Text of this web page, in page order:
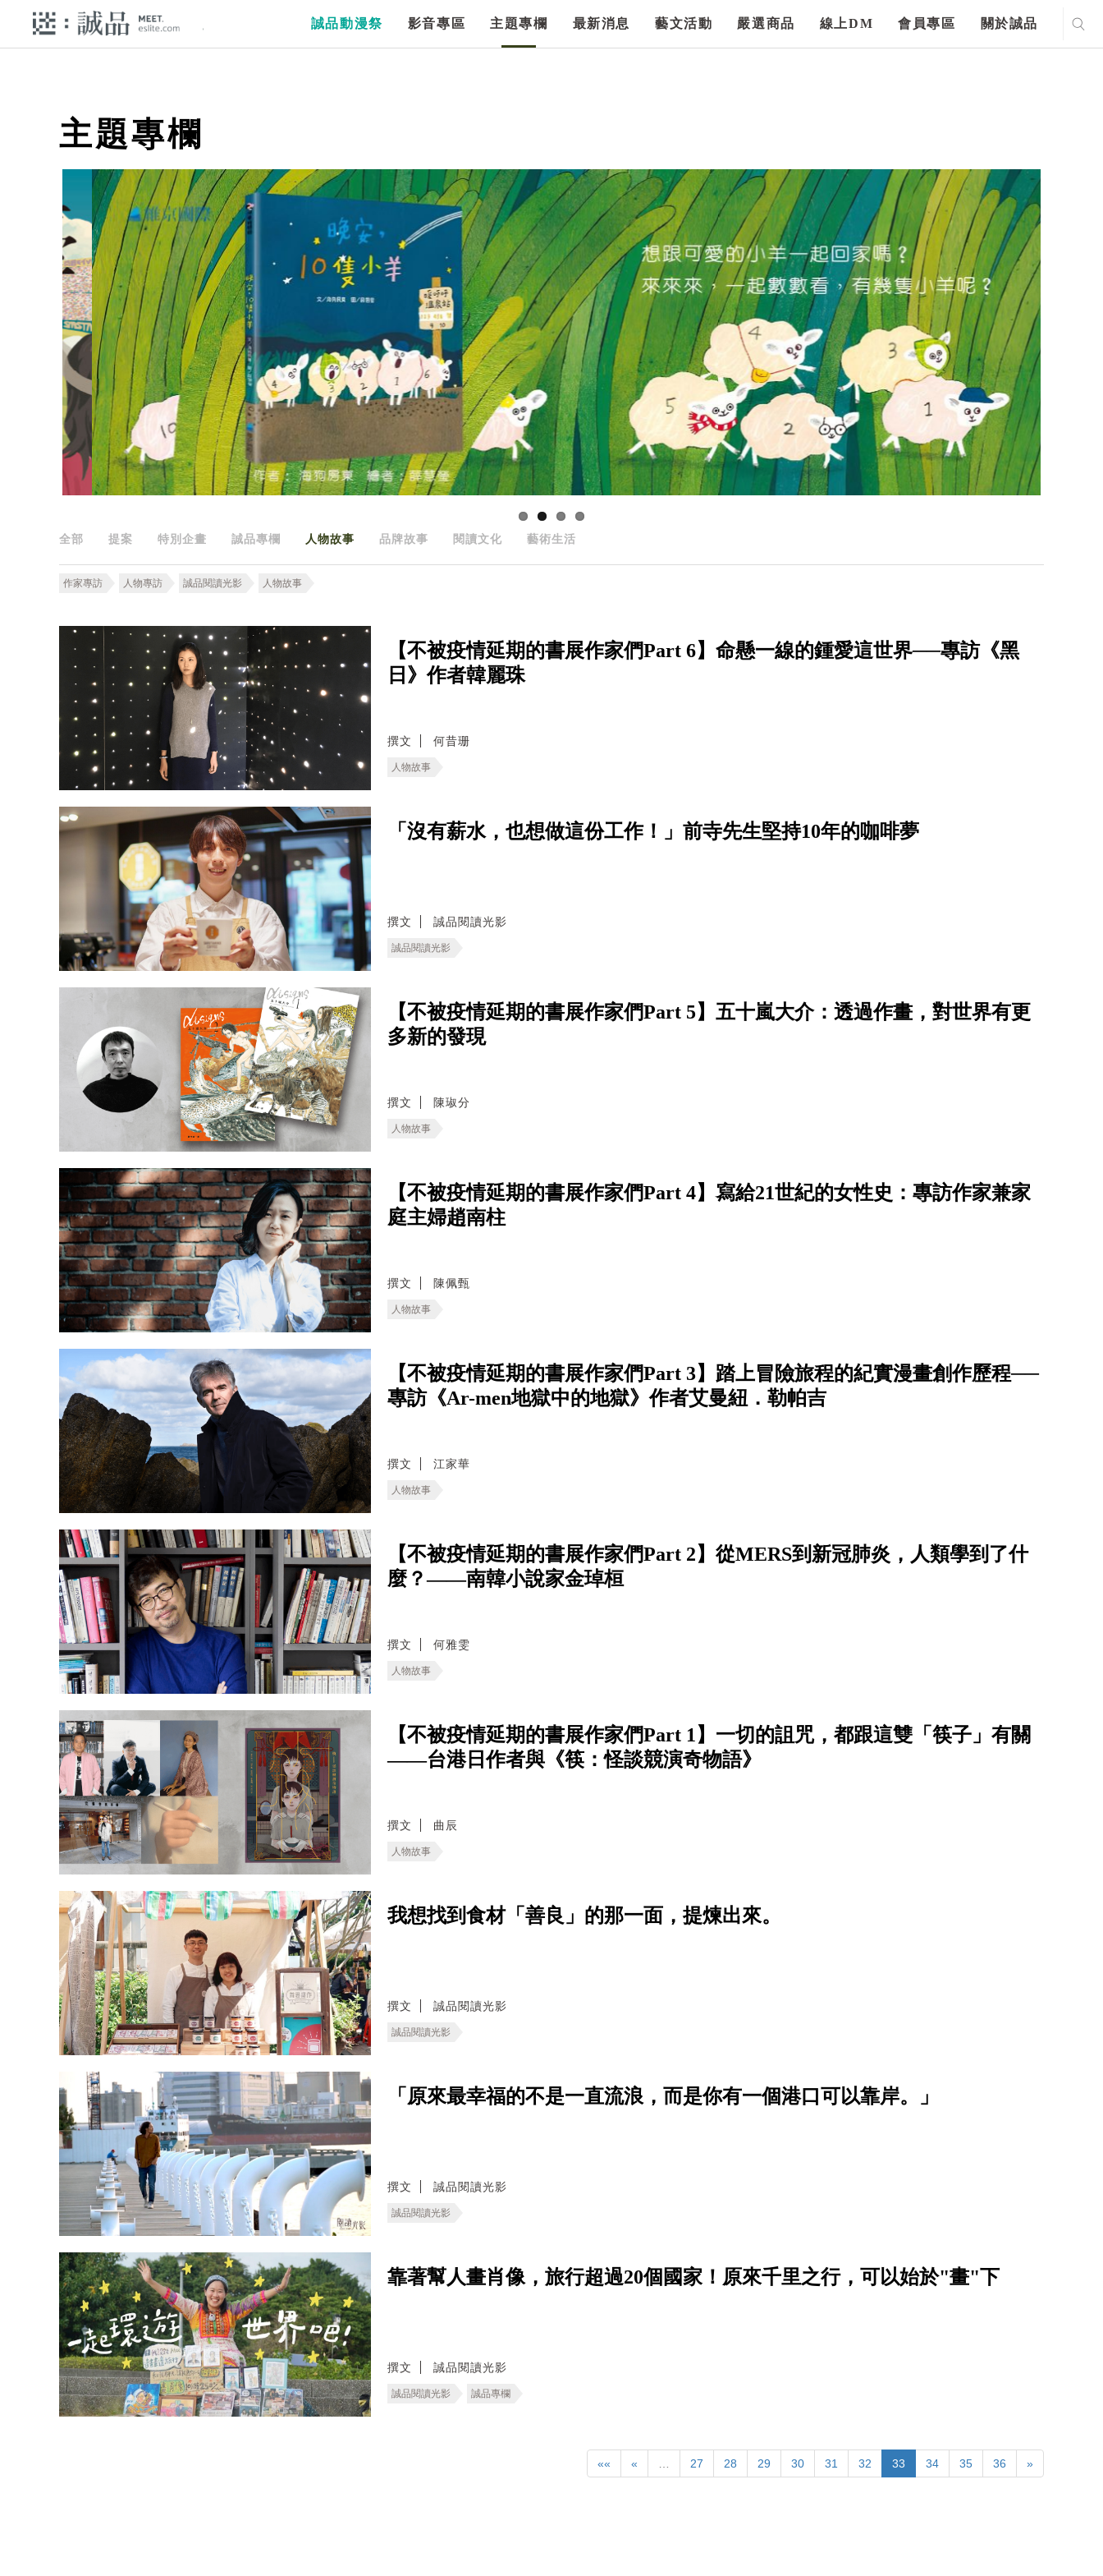
誠品動漫祭 影音專區 主題專欄 最新消息 藝文活動 嚴選商品 線上DM 會員專區 關於誠品
主題專欄
全部 提案 特別企畫 誠品專欄 人物故事 品牌故事 閱讀文化 藝術生活
作家專訪 人物專訪 誠品閱讀光影 人物故事
【不被疫情延期的書展作家們Part 6】命懸一線的鍾愛這世界──專訪《黑
日》作者韓麗珠
撰文 何昔珊
人物故事
「沒有薪水，也想做這份工作！」前寺先生堅持10年的咖啡夢
撰文 誠品閱讀光影
誠品閱讀光影
【不被疫情延期的書展作家們Part 5】五十嵐大介：透過作畫，對世界有更
多新的發現
撰文 陳琡分
人物故事
【不被疫情延期的書展作家們Part 4】寫給21世紀的女性史：專訪作家兼家
庭主婦趙南柱
撰文 陳佩甄
人物故事
【不被疫情延期的書展作家們Part 3】踏上冒險旅程的紀實漫畫創作歷程──
專訪《Ar-men地獄中的地獄》作者艾曼紐．勒帕吉
撰文 江家華
人物故事
【不被疫情延期的書展作家們Part 2】從MERS到新冠肺炎，人類學到了什
麼？——南韓小說家金琸桓
撰文 何雅雯
人物故事
【不被疫情延期的書展作家們Part 1】一切的詛咒，都跟這雙「筷子」有關
——台港日作者與《筷：怪談競演奇物語》
撰文 曲辰
人物故事
我想找到食材「善良」的那一面，提煉出來。
撰文 誠品閱讀光影
誠品閱讀光影
「原來最幸福的不是一直流浪，而是你有一個港口可以靠岸。」
撰文 誠品閱讀光影
誠品閱讀光影
靠著幫人畫肖像，旅行超過20個國家！原來千里之行，可以始於"畫"下
撰文 誠品閱讀光影
誠品閱讀光影 誠品專欄
«« « … 27 28 29 30 31 32 33 34 35 36 »